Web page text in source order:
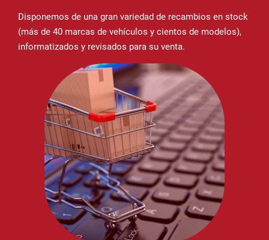
Disponemos de una gran variedad de recambios en stock
(más de 40 marcas de vehículos y cientos de modelos),
informatizados y revisados para su venta.